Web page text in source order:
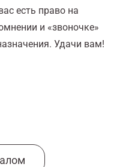
есть право на
и «звоночке»
Удачи вам!